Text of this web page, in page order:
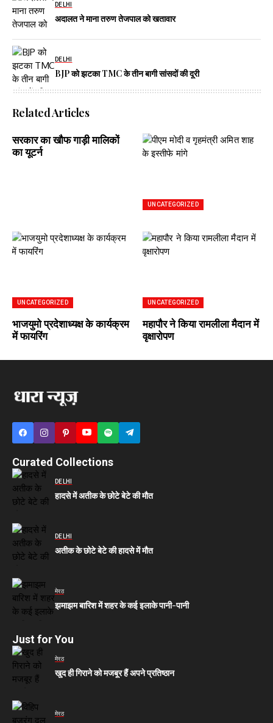
DELHI
अदालत ने माना तरुण तेजपाल को खतावार
DELHI
BJP को झटका TMC के तीन बागी सांसदों की दूरी
Related Articles
सरकार का खौफ गाड़ी मालिकों
का यूटर्न
UNCATEGORIZED
UNCATEGORIZED
भाजयुमो प्रदेशाध्यक्ष के कार्यक्रम
में फायरिंग
UNCATEGORIZED
महापौर ने किया रामलीला मैदान में
वृक्षारोपण
Curated Collections
DELHI
हादसे में अतीक के छोटे बेटे की मौत
DELHI
अतीक के छोटे बेटे की हादसे में मौत
मेरठ
झमाझम बारिश में शहर के कई इलाके पानी-पानी
Just for You
मेरठ
खुद ही गिराने को मजबूर हैं अपने प्रतिष्ठान
मेरठ